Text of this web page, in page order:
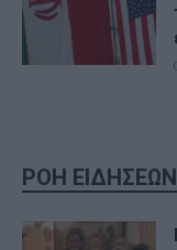
ΡΟΗ ΕΙΔΗΣΕΩΝ